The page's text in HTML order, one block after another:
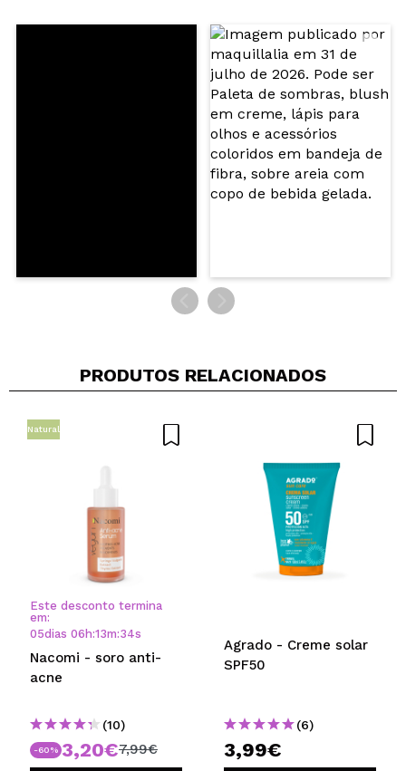
Compartilhar um vídeo ou uma foto
Seu vídeo pode ser o primeiro. Imagine isso...
Recomenda esta compra? Sim Não
5/5
PRODUTOS RELACIONADOS
Natural
Este desconto termina
em:
05dias 06h:13m:34s
Nacomi - soro anti-
acne
(10)
-60% 3,20€7,99€
Agrado - Creme solar
SPF50
(6)
3,99€